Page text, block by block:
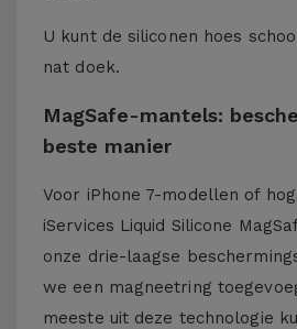
U kunt de siliconen hoes
nat doek.
MagSafe-mantels:
beste manier
Voor iPhone 7-modellen of
iServices Liquid Silicone
onze drie-laagse
we een magneetring
meeste uit deze technologie